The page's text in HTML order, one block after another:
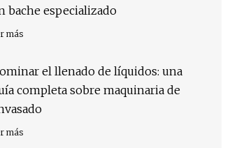
bache especializado
más
el llenado de líquidos: una
completa sobre maquinaria de
más